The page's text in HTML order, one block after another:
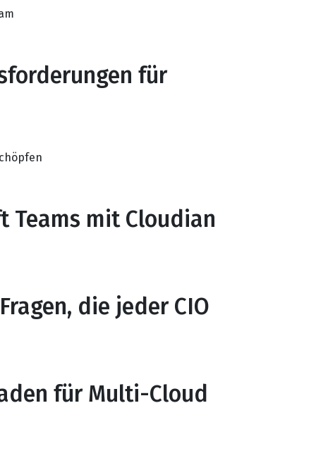
für
Teams mit Cloudian
die jeder CIO
für Multi-Cloud